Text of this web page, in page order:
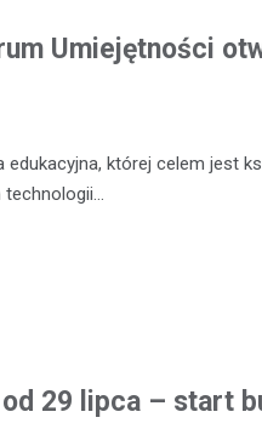
Umiejętności
której celem jest
29 lipca – start